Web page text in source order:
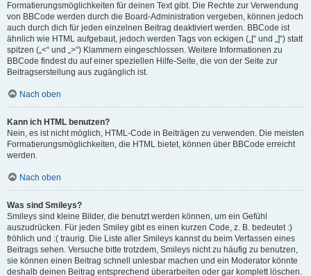
Formatierungsmöglichkeiten für deinen Text gibt. Die Rechte zur Verwendung
von BBCode werden durch die Board-Administration vergeben, können jedoch
auch durch dich für jeden einzelnen Beitrag deaktiviert werden. BBCode ist
ähnlich wie HTML aufgebaut, jedoch werden Tags von eckigen („[“ und „]“) statt
spitzen („<“ und „>“) Klammern eingeschlossen. Weitere Informationen zu
BBCode findest du auf einer speziellen Hilfe-Seite, die von der Seite zur
Beitragserstellung aus zugänglich ist.
Nach oben
Kann ich HTML benutzen?
Nein, es ist nicht möglich, HTML-Code in Beiträgen zu verwenden. Die meisten
Formatierungsmöglichkeiten, die HTML bietet, können über BBCode erreicht
werden.
Nach oben
Was sind Smileys?
Smileys sind kleine Bilder, die benutzt werden können, um ein Gefühl
auszudrücken. Für jeden Smiley gibt es einen kurzen Code, z. B. bedeutet :)
fröhlich und :( traurig. Die Liste aller Smileys kannst du beim Verfassen eines
Beitrags sehen. Versuche bitte trotzdem, Smileys nicht zu häufig zu benutzen,
sie können einen Beitrag schnell unlesbar machen und ein Moderator könnte
deshalb deinen Beitrag entsprechend überarbeiten oder gar komplett löschen.